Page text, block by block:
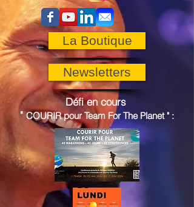
La Boutique
Newsletters
Défi en cours
"COURIR pourTeam For The Planet" :